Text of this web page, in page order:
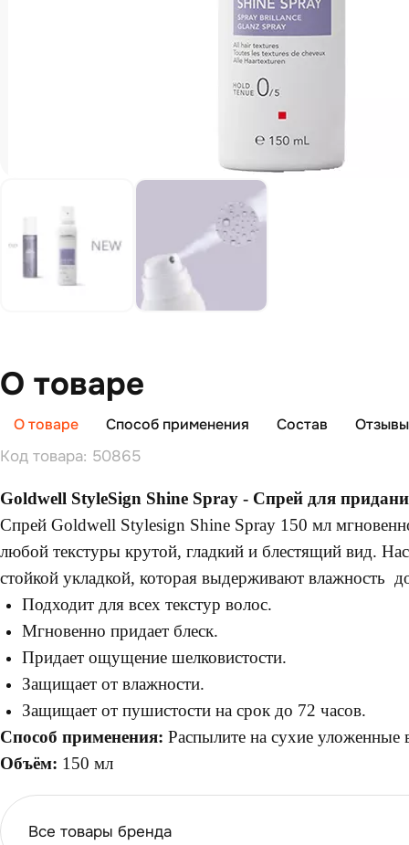
О товаре
О товаре Способ применения Состав
Код товара: 50865
Goldwell StyleSign Shine Spray - Спрей для
Спрей Goldwell Stylesign Shine Spray 150 мл
любой текстуры крутой, гладкий и блестящий вид.
стойкой укладкой, которая выдерживают влажность
Подходит для всех текстур волос.
Мгновенно придает блеск.
Придает ощущение шелковистости.
Защищает от влажности.
Защищает от пушистости на срок до 72 часов.
Способ применения: Распылите на сухие уложенные
Объём: 150 мл
Все товары бренда